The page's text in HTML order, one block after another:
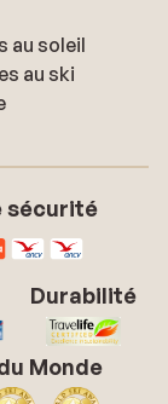
au soleil
au ski
sécurité
Durabilité
Monde